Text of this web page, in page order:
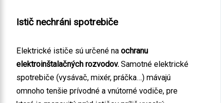
Istič nechráni spotrebiče
Elektrické ističe sú určené naochranu
elektroinštalačných rozvodov. Samotné elektrické
spotrebiče (vysávač, mixér, práčka…) mávajú
omnoho tenšie prívodné a vnútorné vodiče, pre